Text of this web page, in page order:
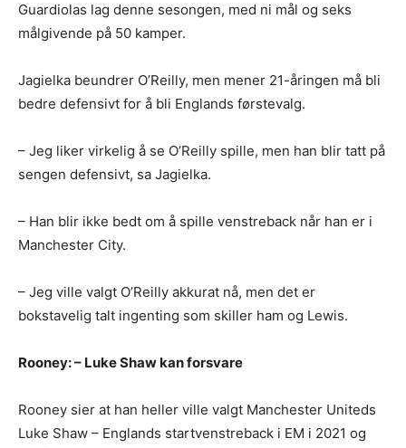
Guardiolas lag denne sesongen, med ni mål og seks
målgivende på 50 kamper.
Jagielka beundrer O’Reilly, men mener 21-åringen må bli
bedre defensivt for å bli Englands førstevalg.
– Jeg liker virkelig å se O’Reilly spille, men han blir tatt på
sengen defensivt, sa Jagielka.
– Han blir ikke bedt om å spille venstreback når han er i
Manchester City.
– Jeg ville valgt O’Reilly akkurat nå, men det er
bokstavelig talt ingenting som skiller ham og Lewis.
Rooney: – Luke Shaw kan forsvare
Rooney sier at han heller ville valgt Manchester Uniteds
Luke Shaw – Englands startvenstreback i EM i 2021 og